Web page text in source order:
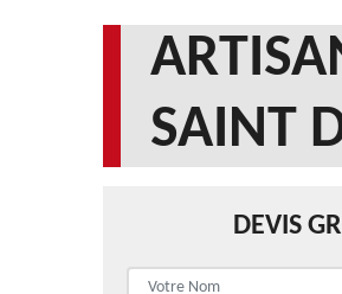
SAINT
DEVIS